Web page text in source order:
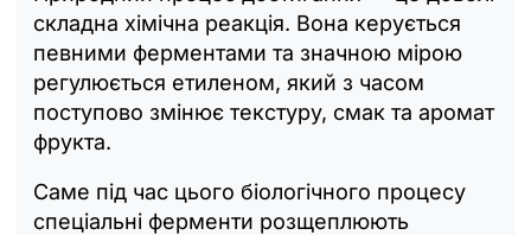
складна хімічна реакція. Вона керується
певними ферментами та значною мірою
регулюється етиленом, який з часом
поступово змінює текстуру, смак та аромат
фрукта.
Саме під час цього біологічного процесу
спеціальні ферменти розщеплюють